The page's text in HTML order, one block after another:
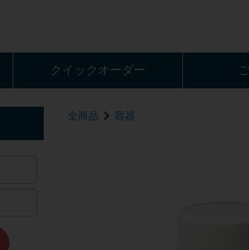
クイック オーダー
全商品 容器